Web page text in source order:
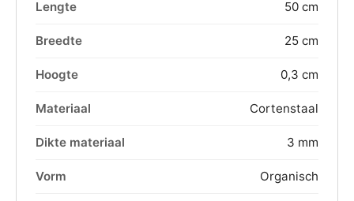
Lengte 50 cm
Breedte 25 cm
Hoogte 0,3 cm
Materiaal Cortenstaal
Dikte materiaal 3 mm
Vorm Organisch